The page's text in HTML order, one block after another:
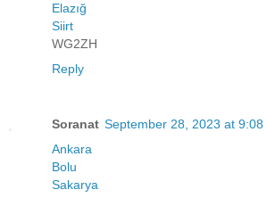
Elazığ
Siirt
WG2ZH
Reply
Soranat September 28, 2023 at 9:08
Ankara
Bolu
Sakarya